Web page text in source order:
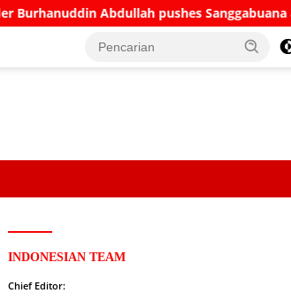
Abdullah pushes Sanggabuana as West
INDONESIAN TEAM
Chief Editor: